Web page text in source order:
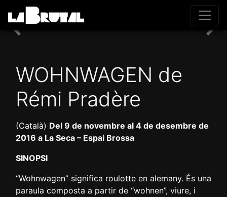
Previous
WOHNWAGEN de
Rémi Pradère
(Català) Del 9 de novembre al 4 de desembre de
2016 a La Seca – Espai Brossa
SINOPSI
“Wohnwagen” significa roulotte en alemany. És una
paraula composta a partir de “wohnen”, viure, i